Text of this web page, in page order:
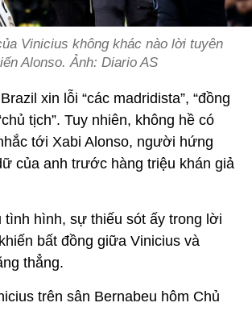
Vinicius không khác nào lời tuyên
Alonso. Ảnh: Diario AS
xin lỗi “các madridista”, “đồng
tịch”. Tuy nhiên, không hề có
tới Xabi Alonso, người hứng
của anh trước hàng triệu khán giả
tình hình, sự thiếu sót ấy trong lời
bất đồng giữa Vinicius và
thẳng.
trên sân Bernabeu hôm Chủ